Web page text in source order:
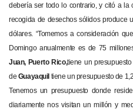
debería ser todo lo contrario, y citó a la
recogida de desechos sólidos produce
dólares. “Tomemos a consideración
Domingo anualmente es de 75
Juan, Puerto Rico,tiene un
de Guayaquil tiene un presupuesto de
Tenemos un presupuesto donde
diariamente nos visitan un millón y